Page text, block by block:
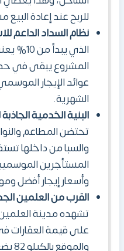
للربح عند إعادة البيع
نظام السداد الداعم
الذي
المشروع يبقى في
عوائد الإيجار
الشهرية.
البنية الخدمية
تحتضن المطاعم
والسبا من داخلها
المستأجرين
وأسعار إيجار أفضل
القرب من العلمين
تشهده مدينة
على قيمة العقارات